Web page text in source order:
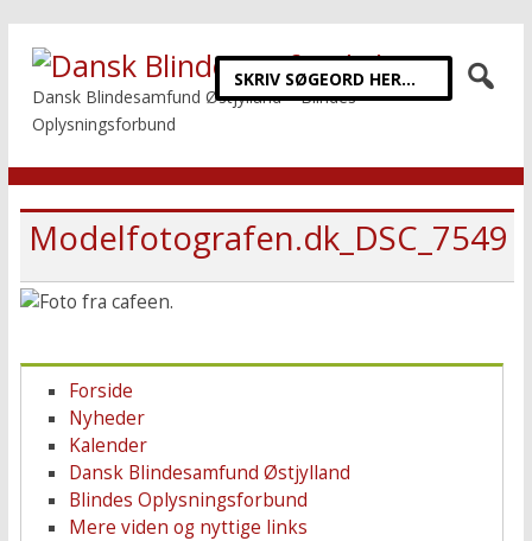
Dansk Blindesamfund Østjylland – Blindes
Oplysningsforbund
Modelfotografen.dk_DSC_7549
Forside
Nyheder
Kalender
Dansk Blindesamfund Østjylland
Blindes Oplysningsforbund
Mere viden og nyttige links